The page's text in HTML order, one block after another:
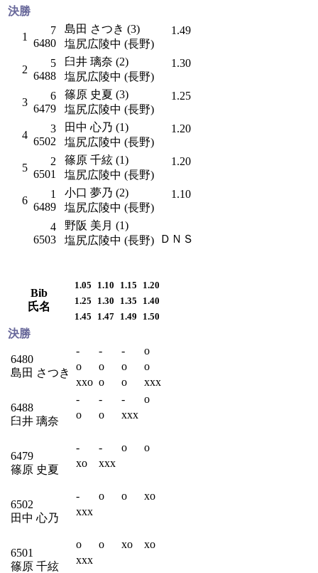
決勝
1
7
6480
島田 さつき (3)
塩尻広陵中 (長野)
1.49
2
5
6488
臼井 璃奈 (2)
塩尻広陵中 (長野)
1.30
3
6
6479
篠原 史夏 (3)
塩尻広陵中 (長野)
1.25
4
3
6502
田中 心乃 (1)
塩尻広陵中 (長野)
1.20
5
2
6501
篠原 千絃 (1)
塩尻広陵中 (長野)
1.20
6
1
6489
小口 夢乃 (2)
塩尻広陵中 (長野)
1.10
4
6503
野阪 美月 (1)
塩尻広陵中 (長野)
ＤＮＳ
Bib
氏名
1.05 1.10 1.15
1.20
1.25
1.30 1.35
1.40
1.45
1.47 1.49 1.50
決勝
6480
島田 さつき
- - -
o
o
o o
o
xxo o o xxx
6488
臼井 璃奈
- - -
o
o
o xxx
6479
篠原 史夏
- - o
o
xo
xxx
6502
田中 心乃
- o o
xo
xxx
6501
篠原 千絃
o o xo
xo
xxx